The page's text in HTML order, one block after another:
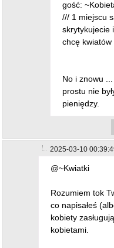
gość:
/// 1 miejscu
skrytykujecie
chcę kwiatów
No i znowu
prostu nie
pieniędzy.
2025-03-10
@~Kwiatki
Rozumiem tok
co napisałeś
kobiety
kobietami.